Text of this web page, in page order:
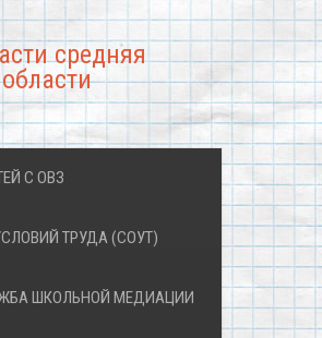
средняя
С ОВЗ
ТРУДА (СОУТ)
ШКОЛЬНОЙ МЕДИАЦИИ